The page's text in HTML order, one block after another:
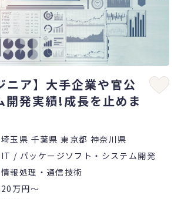
ニア】大手企業や官公
開発実績!成長を止めま
埼玉県 千葉県 東京都 神奈川県
IT / パッケージソフト・システム開発
情報処理・通信技術
20万円〜